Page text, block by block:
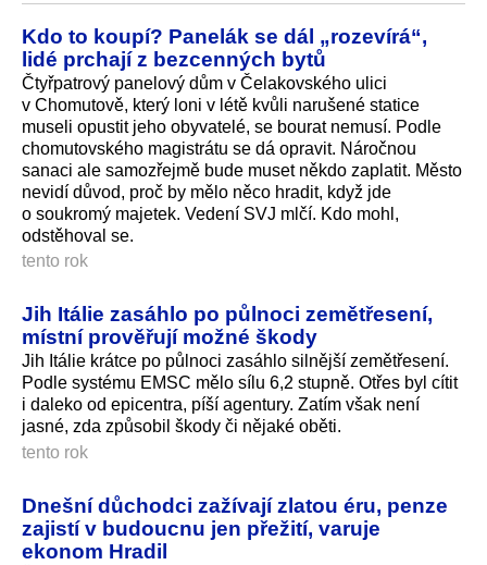
Kdo to koupí? Panelák se dál „rozevírá“,
lidé prchají z bezcenných bytů
Čtyřpatrový panelový dům v Čelakovského ulici
v Chomutově, který loni v létě kvůli narušené statice
museli opustit jeho obyvatelé, se bourat nemusí. Podle
chomutovského magistrátu se dá opravit. Náročnou
sanaci ale samozřejmě bude muset někdo zaplatit. Město
nevidí důvod, proč by mělo něco hradit, když jde
o soukromý majetek. Vedení SVJ mlčí. Kdo mohl,
odstěhoval se.
tento rok
Jih Itálie zasáhlo po půlnoci zemětřesení,
místní prověřují možné škody
Jih Itálie krátce po půlnoci zasáhlo silnější zemětřesení.
Podle systému EMSC mělo sílu 6,2 stupně. Otřes byl cítit
i daleko od epicentra, píší agentury. Zatím však není
jasné, zda způsobil škody či nějaké oběti.
tento rok
Dnešní důchodci zažívají zlatou éru, penze
zajistí v budoucnu jen přežití, varuje
ekonom Hradil